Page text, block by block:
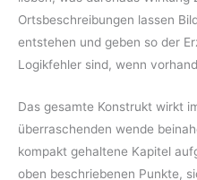
Ortsbeschreibungen lassen
entstehen und geben so der
Logikfehler sind, wenn
Das gesamte Konstrukt wirkt
überraschenden wende
kompakt gehaltene Kapitel
oben beschriebenen Punkte,